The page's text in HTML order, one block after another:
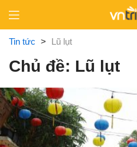
content
Tin tức > Lũ lụt
Chủ đề: Lũ lụt